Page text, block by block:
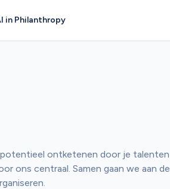
in Philanthropy
ontketenen door je talenten
ons centraal. Samen gaan we aan de